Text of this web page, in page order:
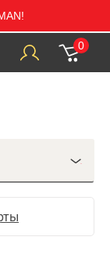
0